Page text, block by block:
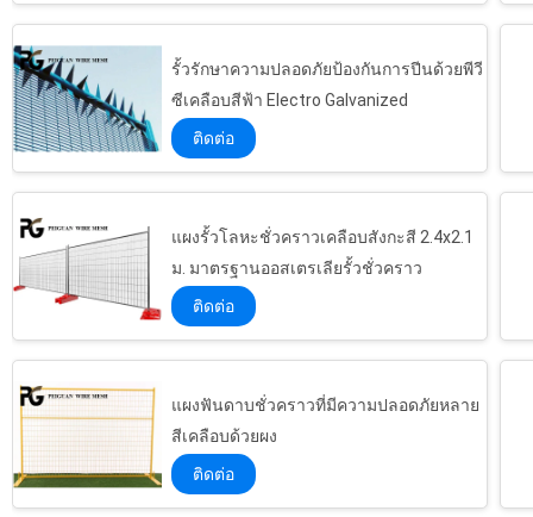
รั้วรักษาความปลอดภัยป้องกันการปีนด้วยพีวี
ซีเคลือบสีฟ้า Electro Galvanized
ติดต่อ
แผงรั้วโลหะชั่วคราวเคลือบสังกะสี 2.4x2.1
ม. มาตรฐานออสเตรเลียรั้วชั่วคราว
ติดต่อ
แผงฟันดาบชั่วคราวที่มีความปลอดภัยหลาย
สีเคลือบด้วยผง
ติดต่อ
แผงลวดตาข่ายเคลือบพีวีซีสีเขียว 12 มม. สำหรับกรงนก